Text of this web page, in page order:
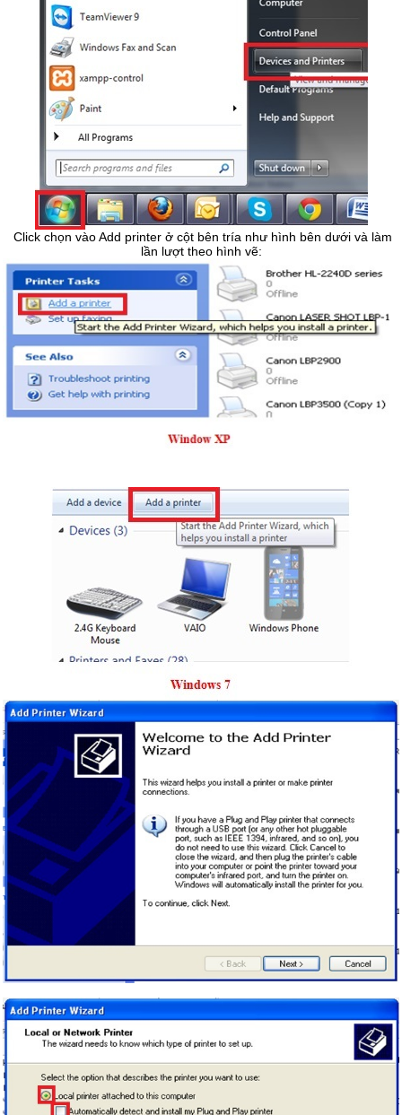
Click chọn vào Add printer ở cột bên tría như hình bên dưới và làm
lần lượt theo hình vẽ: